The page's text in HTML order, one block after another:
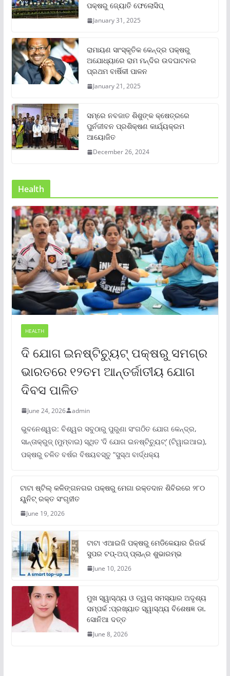
ପକ୍ଷରୁ ଜ୍ୟୋତି ଫେଲୋସିପ୍‌
January 31, 2025
ରାମାୟଣ ସାଂସ୍କୃତିକ କେନ୍ଦ୍ର ପକ୍ଷରୁ
ଅଯୋଧ୍ୟାରେ ରାମ ମନ୍ଦିର ଉଦଘାଟନର
ପ୍ରଥମ ବାର୍ଷିକୀ ପାଳନ
January 21, 2025
ସମ୍‌ରେ ନବଜାତ ଶିଶୁଙ୍କ କ୍ଷେତ୍ରରେ
ପୁର୍ନଜୀବନ ପ୍ରଶିକ୍ଷଣ କାର୍ଯ୍ୟକ୍ରମ
ଆୟୋଜିତ
December 26, 2024
Health
HEALTH
ଦି ଯୋଗ ଇନଷ୍ଟିଚ୍ୟୁଟ୍ ପକ୍ଷରୁ ସମଗ୍ର
ଭାରତରେ ୧୨ତମ ଆନ୍ତର୍ଜାତୀୟ ଯୋଗ
ଦିବସ ପାଳିତ
June 24, 2026 admin
ଭୁବନେଶ୍ୱର: ବିଶ୍ୱର ସବୁଠାରୁ ପୁରୁଣା ସଂଗଠିତ ଯୋଗ କେନ୍ଦ୍ର,
ସାନ୍ତାକ୍ରୁଜ୍ (ମୁମ୍ବାଇ) ସ୍ଥିତ ‘ଦି ଯୋଗ ଇନଷ୍ଟିଚ୍ୟୁଟ୍‌’ (ଟିୱାଇଆଇ),
ପକ୍ଷରୁ ଚଳିତ ବର୍ଷର ବିଷୟବସ୍ତୁ “ସୁସ୍ଥ ବାର୍ଦ୍ଧକ୍ୟ
ଟାଟା ଷ୍ଟିଲ୍‌ କଳିଙ୍ଗନଗର ପକ୍ଷରୁ ମେଗା ରକ୍ତଦାନ ଶିବିରରେ ୨୮୦
ୟୁନିଟ୍‌ ରକ୍ତ ସଂଗୃହୀତ
June 19, 2026
ଟାଟା ଏଆଇଜି ପକ୍ଷରୁ ମେଡିକେୟାର ରିଜର୍ଭ
ସୁପର ଟପ୍‌-ଅପ୍ ପ୍ଲାନ୍‌ର ଶୁଭାରମ୍ଭ
June 10, 2026
ମୁଖ ସ୍ୱାସ୍ଥ୍ୟ ଓ ତ୍ୱଚା ସମସ୍ୟାର ଅଦୃଶ୍ୟ
ସମ୍ପର୍କ :ପ୍ରଖ୍ୟାତ ସ୍ୱାସ୍ଥ୍ୟ ବିଶେଷଜ୍ଞ ଡା.
ସୋନିଆ ଦତ୍ତ
June 8, 2026